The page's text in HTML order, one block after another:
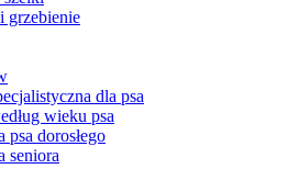
grzebienie
dla psa
wieku psa
psa dorosłego
seniora